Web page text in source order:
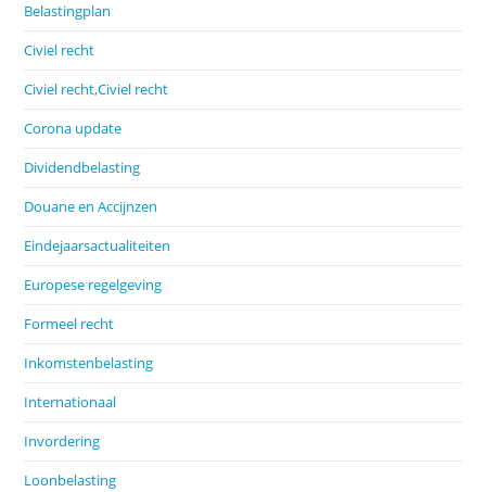
Belastingplan
Civiel recht
Civiel recht,Civiel recht
Corona update
Dividendbelasting
Douane en Accijnzen
Eindejaarsactualiteiten
Europese regelgeving
Formeel recht
Inkomstenbelasting
Internationaal
Invordering
Loonbelasting